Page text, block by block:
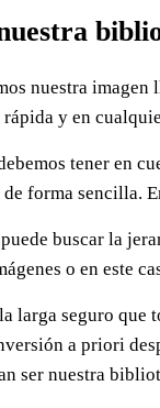
nuestra
y en
tener en
forma sencilla.
buscar la
o en este
larga seguro que
a priori
ser nuestra